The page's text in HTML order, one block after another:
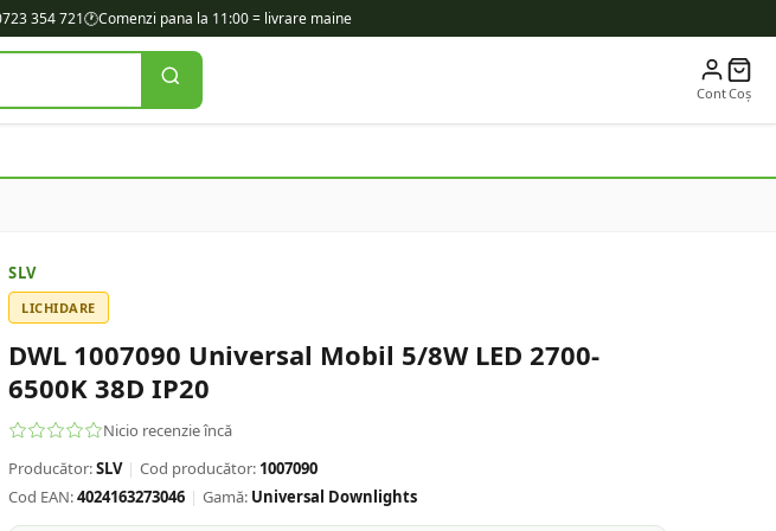
354 721🕐Comenzi pana la 11:00 = livrare maine
ContCoș
SLV
LICHIDARE
DWL 1007090 Universal Mobil 5/8W LED 2700-
6500K 38D IP20
Nicio recenzie încă
Producător:SLV | Cod producător: 1007090
Cod EAN:4024163273046 | Gamă: Universal Downlights